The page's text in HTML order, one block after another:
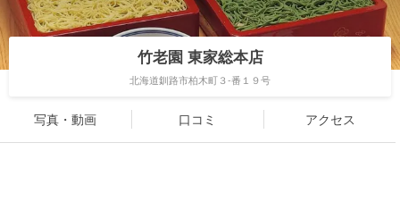
竹老園 東家総本店
北海道釧路市柏木町３-番１９号
写真・動画 口コミ アクセス